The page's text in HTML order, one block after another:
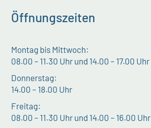
Öffnungszeiten
Montag bis Mittwoch:
08.00 – 11.30 Uhr und 14.00 – 17.00 Uhr
Donnerstag:
14.00 – 18.00 Uhr
Freitag:
08.00 – 11.30 Uhr und 14.00 – 16.00 Uhr